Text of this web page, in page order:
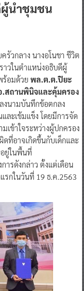
ผู้นำชุมชน
รัวกลาง นางอโนชา ชีวิต
วในตำแหน่งอธิบดีผู้
ร้อมด้วย พล.ต.ต.ปิยะ
.สถานพินิจและคุ้มครอง
งนามบันทึกข้อตกลง
ละเข้มแข็ง โดยมีการจัด
เข้าใจระหว่างผู้ปกครอง
ดที่อาจเกิดขึ้นกับเด็กและ
ยู่ในพื้นที่
ารดังกล่าว ตั้งแต่เดือน
รกในวันที่ 19 ธ.ค.2563